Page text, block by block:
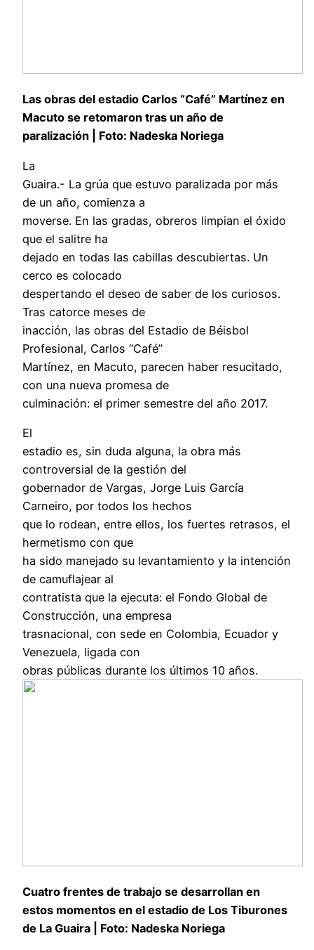
Las obras del estadio Carlos “Café” Martínez en
Macuto se retomaron tras un año de
paralización | Foto: Nadeska Noriega
La
Guaira.- La grúa que estuvo paralizada por más
de un año, comienza a
moverse. En las gradas, obreros limpian el óxido
que el salitre ha
dejado en todas las cabillas descubiertas. Un
cerco es colocado
despertando el deseo de saber de los curiosos.
Tras catorce meses de
inacción, las obras del Estadio de Béisbol
Profesional, Carlos “Café”
Martínez, en Macuto, parecen haber resucitado,
con una nueva promesa de
culminación: el primer semestre del año 2017.
El
estadio es, sin duda alguna, la obra más
controversial de la gestión del
gobernador de Vargas, Jorge Luis García
Carneiro, por todos los hechos
que lo rodean, entre ellos, los fuertes retrasos, el
hermetismo con que
ha sido manejado su levantamiento y la intención
de camuflajear al
contratista que la ejecuta: el Fondo Global de
Construcción, una empresa
trasnacional, con sede en Colombia, Ecuador y
Venezuela, ligada con
obras públicas durante los últimos 10 años.
Cuatro frentes de trabajo se desarrollan en
estos momentos en el estadio de Los Tiburones
de La Guaira | Foto: Nadeska Noriega